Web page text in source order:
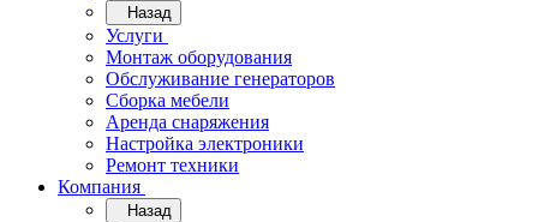
Назад
Услуги
Монтаж оборудования
Обслуживание генераторов
Сборка мебели
Аренда снаряжения
Настройка электроники
Ремонт техники
Компания
Назад